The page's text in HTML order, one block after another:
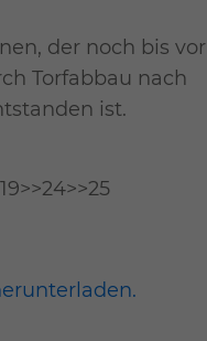
der noch bis vor
Torfabbau nach
ist.